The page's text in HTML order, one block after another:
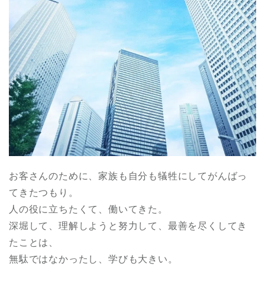
お客さんのために、家族も自分も犠牲にしてがんばっ
てきたつもり。
人の役に立ちたくて、働いてきた。
深堀して、理解しようと努力して、最善を尽くしてき
たことは、
無駄ではなかったし、学びも大きい。